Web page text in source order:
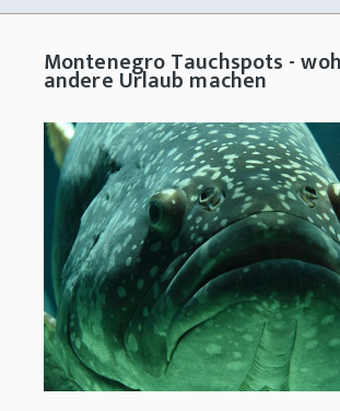
Montenegro Tauchspots -
andere Urlaub machen